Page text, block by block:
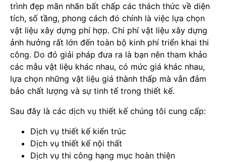
trình đẹp mãn nhãn bất chấp các thách thức về diện
tích, số tầng, phong cách đó chính là việc lựa chọn
vật liệu xây dựng phí hợp. Chi phí vật liệu xây dựng
ảnh hưởng rất lớn đến toàn bộ kinh phí triển khai thi
công. Do đó giải pháp đưa ra là bạn nên tham khảo
các mẫu vật liệu khác nhau, có mức giá khác nhau,
lựa chọn những vật liệu giá thành thấp mà vẫn đảm
bảo chất lượng và sự tinh tế trong thiết kế.
Sau đây là các dịch vụ thiết kế chúng tôi cung cấp:
Dịch vụ thiết kế kiến trúc
Dịch vụ thiết kế nội thất
Dịch vụ thi công hạng mục hoàn thiện